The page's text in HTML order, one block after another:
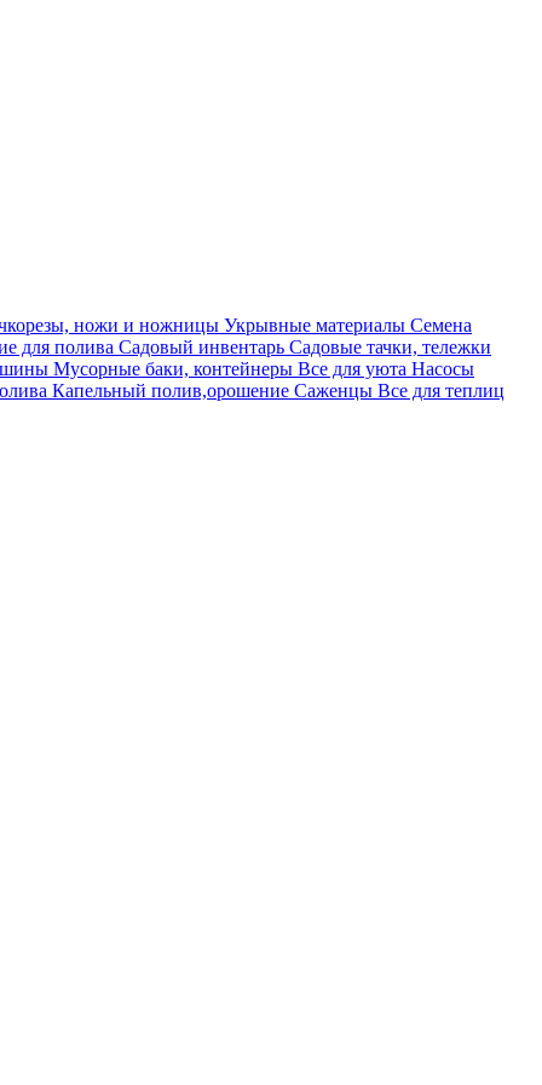
ножи и ножницы Укрывные материалы Семена
для полива Садовый инвентарь Садовые тачки, тележки
Мусорные баки, контейнеры Все для уюта Насосы
Капельный полив,орошение Саженцы Все для теплиц